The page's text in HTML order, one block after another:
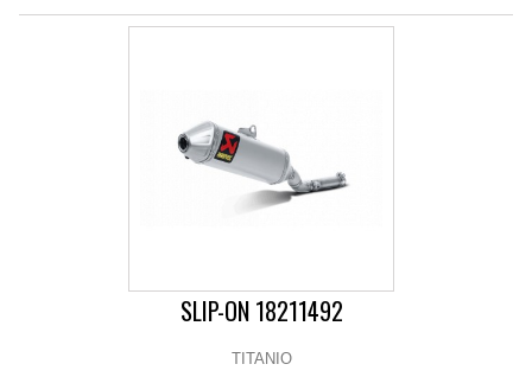
SLIP-ON 18211492
TITANIO